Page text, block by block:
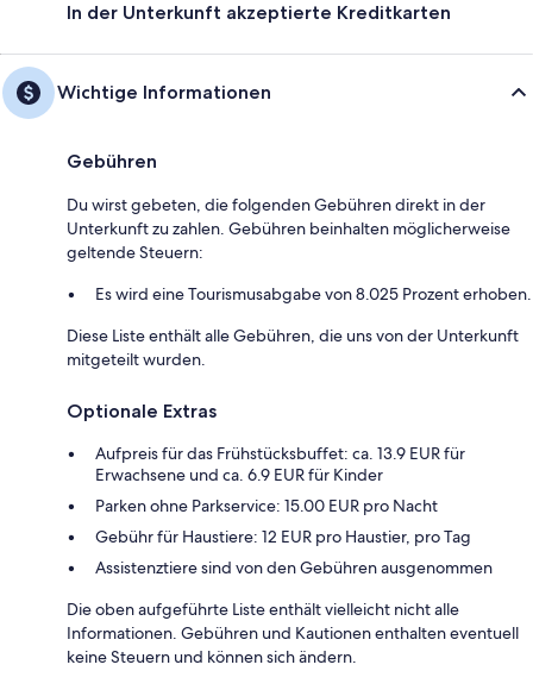
In der Unterkunft akzeptierte Kreditkarten
Wichtige Informationen
Gebühren
Du wirst gebeten, die folgenden Gebühren direkt in der
Unterkunft zu zahlen. Gebühren beinhalten möglicherweise
geltende Steuern:
Es wird eine Tourismusabgabe von 8.025 Prozent erhoben.
Diese Liste enthält alle Gebühren, die uns von der Unterkunft
mitgeteilt wurden.
Optionale Extras
Aufpreis für das Frühstücksbuffet: ca. 13.9 EUR für
Erwachsene und ca. 6.9 EUR für Kinder
Parken ohne Parkservice: 15.00 EUR pro Nacht
Gebühr für Haustiere: 12 EUR pro Haustier, pro Tag
Assistenztiere sind von den Gebühren ausgenommen
Die oben aufgeführte Liste enthält vielleicht nicht alle
Informationen. Gebühren und Kautionen enthalten eventuell
keine Steuern und können sich ändern.